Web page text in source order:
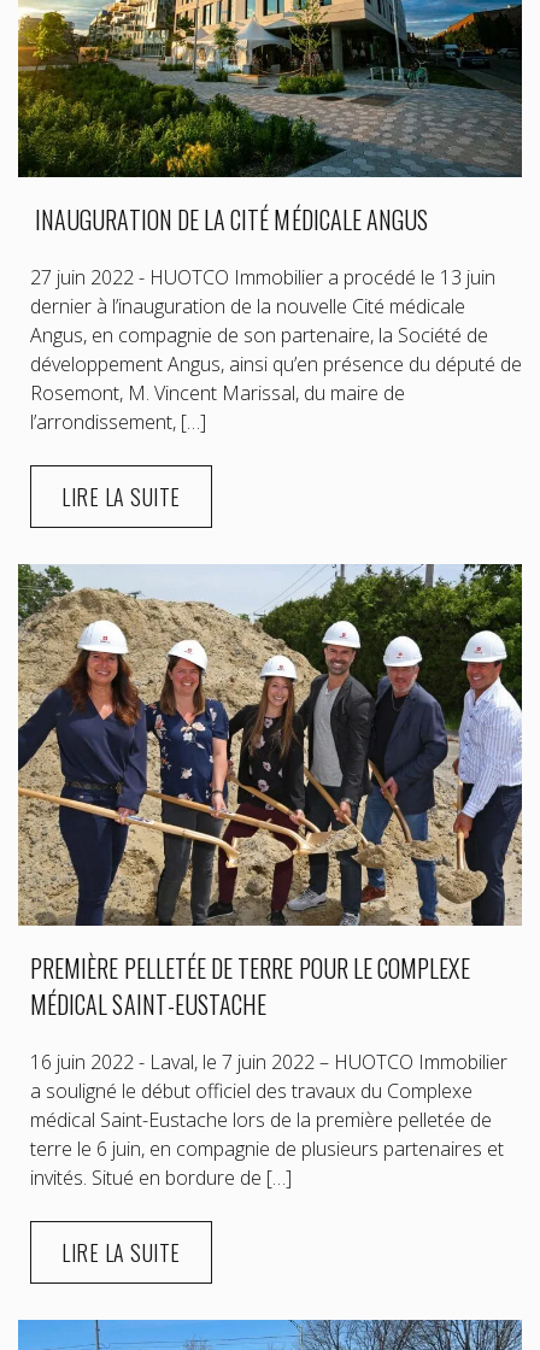
INAUGURATION DE LA CITÉ MÉDICALE ANGUS
27 juin 2022 - HUOTCO Immobilier a procédé le 13 juin
dernier à l’inauguration de la nouvelle Cité médicale
Angus, en compagnie de son partenaire, la Société de
développement Angus, ainsi qu’en présence du député de
Rosemont, M. Vincent Marissal, du maire de
l’arrondissement, […]
LIRE LA SUITE
PREMIÈRE PELLETÉE DE TERRE POUR LE COMPLEXE
MÉDICAL SAINT-EUSTACHE
16 juin 2022 - Laval, le 7 juin 2022 – HUOTCO Immobilier
a souligné le début officiel des travaux du Complexe
médical Saint-Eustache lors de la première pelletée de
terre le 6 juin, en compagnie de plusieurs partenaires et
invités. Situé en bordure de […]
LIRE LA SUITE